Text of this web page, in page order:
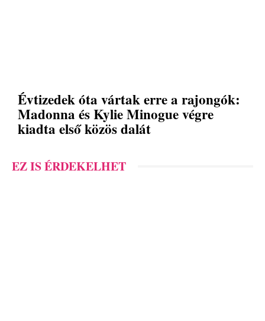
Évtizedek óta vártak erre a rajongók:
Madonna és Kylie Minogue végre
kiadta első közös dalát
EZ IS ÉRDEKELHET